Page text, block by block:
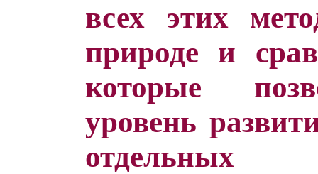
всех этих
природе и
которые
уровень
отдельных